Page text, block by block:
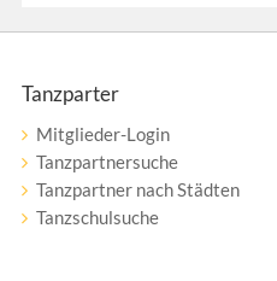
Tanzparter
Mitglieder-Login
Tanzpartnersuche
Tanzpartner nach Städten
Tanzschulsuche